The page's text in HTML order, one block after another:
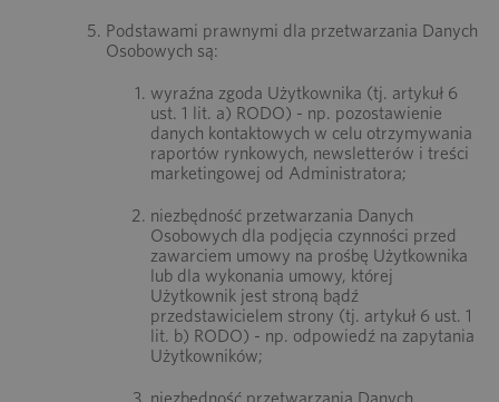
Podstawami prawnymi dla przetwarzania Danych
Osobowych są:
wyraźna zgoda Użytkownika (tj. artykuł 6
ust. 1 lit. a) RODO) - np. pozostawienie
danych kontaktowych w celu otrzymywania
raportów rynkowych, newsletterów i treści
marketingowej od Administratora;
niezbędność przetwarzania Danych
Osobowych dla podjęcia czynności przed
zawarciem umowy na prośbę Użytkownika
lub dla wykonania umowy, której
Użytkownik jest stroną bądź
przedstawicielem strony (tj. artykuł 6 ust. 1
lit. b) RODO) - np. odpowiedź na zapytania
Użytkowników;